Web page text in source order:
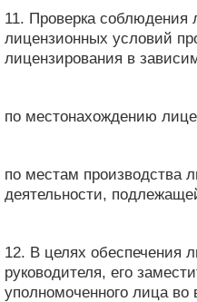
11. Проверка соблюдения
лицензионных условий
лицензирования в
по местонахождению
по местам производства
деятельности,
12. В целях обеспечения
руководителя, его
уполномоченного лица во